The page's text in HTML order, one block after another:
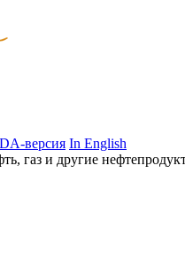
версия In English
газ и другие